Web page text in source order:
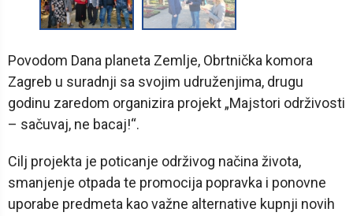
Povodom Dana planeta Zemlje, Obrtnička komora
Zagreb u suradnji sa svojim udruženjima, drugu
godinu zaredom organizira projekt „Majstori održivosti
– sačuvaj, ne bacaj!“.
Cilj projekta je poticanje održivog načina života,
smanjenje otpada te promocija popravka i ponovne
uporabe predmeta kao važne alternative kupnji novih